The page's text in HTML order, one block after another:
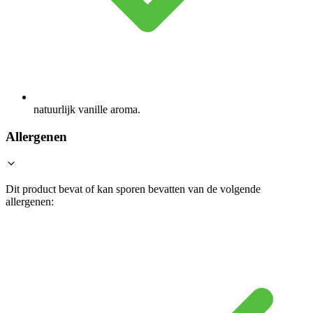
natuurlijk vanille aroma.
Allergenen
Dit product bevat of kan sporen bevatten van de volgende
allergenen: